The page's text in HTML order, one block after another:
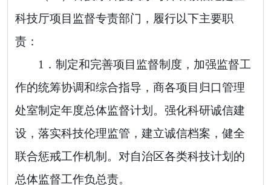
科技厅项目监督专责部门， 履行以下主要职
责：
1． 制定和完善项目监督制度 ，加强监督工
作的统筹协调和综合指导，商各项目归口管理
处室制定年度总体监督计划。强化科研诚信建
设 ， 落实科技伦理监管， 建立诚信档案， 健全
联合惩戒工作机制。对自治区各类科技计划 的
总体监督工作负总责。